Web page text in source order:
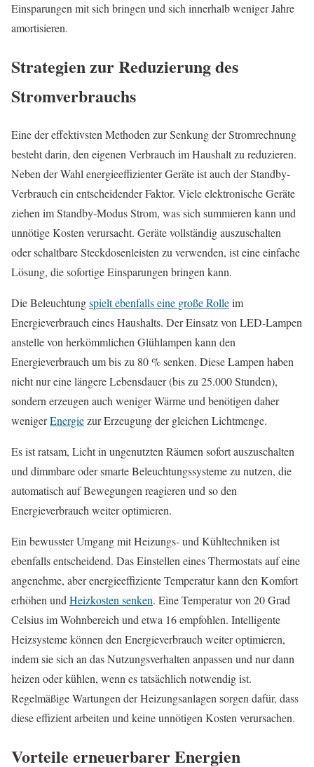
Einsparungen mit sich bringen und sich innerhalb weniger Jahre
amortisieren.
Strategien zur Reduzierung des
Stromverbrauchs
Eine der effektivsten Methoden zur Senkung der Stromrechnung
besteht darin, den eigenen Verbrauch im Haushalt zu reduzieren.
Neben der Wahl energieeffizienter Geräte ist auch der Standby-
Verbrauch ein entscheidender Faktor. Viele elektronische Geräte
ziehen im Standby-Modus Strom, was sich summieren kann und
unnötige Kosten verursacht. Geräte vollständig auszuschalten
oder schaltbare Steckdosenleisten zu verwenden, ist eine einfache
Lösung, die sofortige Einsparungen bringen kann.
Die Beleuchtungspielt ebenfalls eine große Rolleim
Energieverbrauch eines Haushalts. Der Einsatz von LED-Lampen
anstelle von herkömmlichen Glühlampen kann den
Energieverbrauch um bis zu 80 % senken. Diese Lampen haben
nicht nur eine längere Lebensdauer (bis zu 25.000 Stunden),
sondern erzeugen auch weniger Wärme und benötigen daher
wenigerEnergiezur Erzeugung der gleichen Lichtmenge.
Es ist ratsam, Licht in ungenutzten Räumen sofort auszuschalten
und dimmbare oder smarte Beleuchtungssysteme zu nutzen, die
automatisch auf Bewegungen reagieren und so den
Energieverbrauch weiter optimieren.
Ein bewusster Umgang mit Heizungs- und Kühltechniken ist
ebenfalls entscheidend. Das Einstellen eines Thermostats auf eine
angenehme, aber energieeffiziente Temperatur kann den Komfort
erhöhen undHeizkosten senken. Eine Temperatur von 20 Grad
Celsius im Wohnbereich und etwa 16 empfohlen. Intelligente
Heizsysteme können den Energieverbrauch weiter optimieren,
indem sie sich an das Nutzungsverhalten anpassen und nur dann
heizen oder kühlen, wenn es tatsächlich notwendig ist.
Regelmäßige Wartungen der Heizungsanlagen sorgen dafür, dass
diese effizient arbeiten und keine unnötigen Kosten verursachen.
Vorteile erneuerbarer Energien